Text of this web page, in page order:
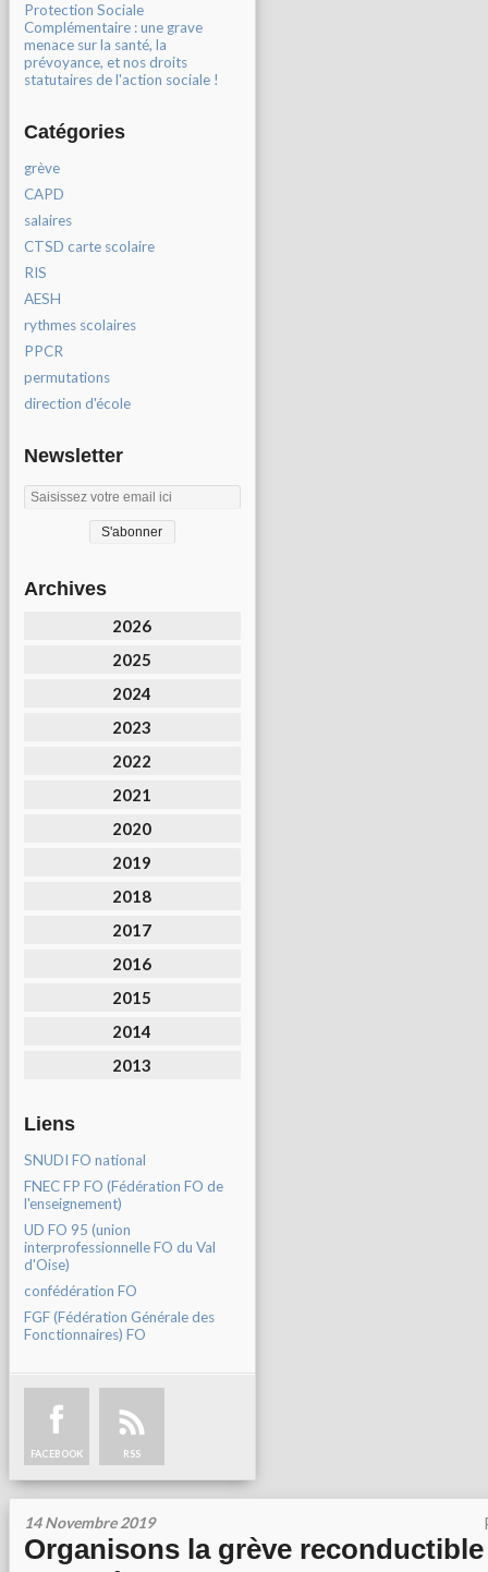
Protection Sociale
Complémentaire : une grave
menace sur la santé, la
prévoyance, et nos droits
statutaires de l'action sociale !
Catégories
grève
CAPD
salaires
CTSD carte scolaire
RIS
AESH
rythmes scolaires
PPCR
permutations
direction d'école
Newsletter
Archives
2026
2025
2024
2023
2022
2021
2020
2019
2018
2017
2016
2015
2014
2013
Liens
SNUDI FO national
FNEC FP FO (Fédération FO de
l'enseignement)
UD FO 95 (union
interprofessionnelle FO du Val
d'Oise)
confédération FO
FGF (Fédération Générale des
Fonctionnaires) FO
FACEBOOK RSS
14 Novembre 2019
Organisons la grève